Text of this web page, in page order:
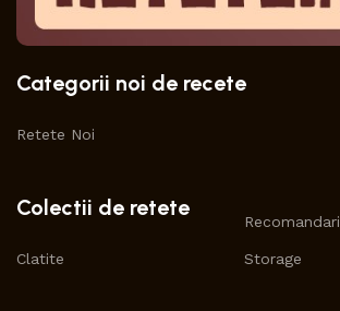
Categorii noi de recete
Retete Noi
Colectii de retete
Clatite
Recomandari
Storage